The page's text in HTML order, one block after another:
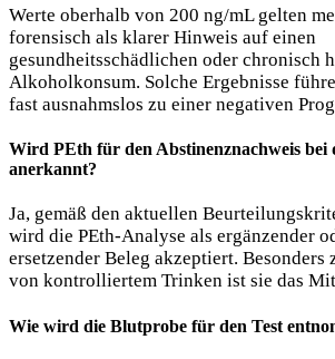
Werte oberhalb von 200 ng/mL gelten
forensisch als klarer Hinweis auf einen
gesundheitsschädlichen oder chronisch
Alkoholkonsum. Solche Ergebnisse
fast ausnahmslos zu einer negativen
Wird PEth für den Abstinenznachweis bei
anerkannt?
Ja, gemäß den aktuellen
wird die PEth-Analyse als ergänzender
ersetzender Beleg akzeptiert. Besonders
von kontrolliertem Trinken ist sie das
Wie wird die Blutprobe für den Test